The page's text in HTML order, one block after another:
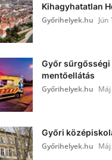
Kihagyhatatlan
Győrihelyek.hu Jún
Győr
mentőellátás
Győrihelyek.hu
Győri
Győrihelyek.hu